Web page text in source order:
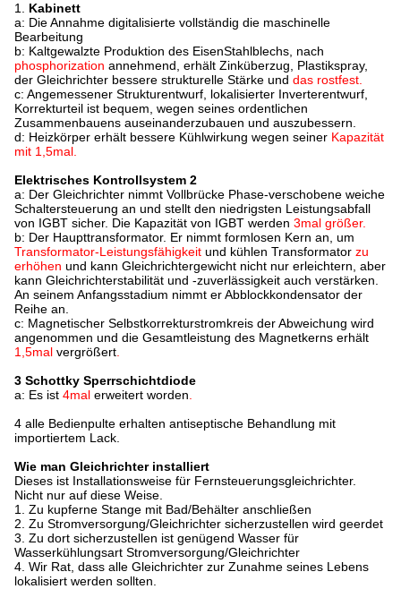
1. Kabinett
a: Die Annahme digitalisierte vollständig die maschinelle
Bearbeitung
b: Kaltgewalzte Produktion des EisenStahlblechs, nach
phosphorization annehmend, erhält Zinküberzug, Plastikspray,
der Gleichrichter bessere strukturelle Stärke und das rostfest.
c: Angemessener Strukturentwurf, lokalisierter Inverterentwurf,
Korrekturteil ist bequem, wegen seines ordentlichen
Zusammenbauens auseinanderzubauen und auszubessern.
d: Heizkörper erhält bessere Kühlwirkung wegen seiner Kapazität
mit 1,5mal.
Elektrisches Kontrollsystem 2
a: Der Gleichrichter nimmt Vollbrücke Phase-verschobene weiche
Schaltersteuerung an und stellt den niedrigsten Leistungsabfall
von IGBT sicher. Die Kapazität von IGBT werden 3mal größer.
b: Der Haupttransformator. Er nimmt formlosen Kern an, um
Transformator-Leistungsfähigkeit und kühlen Transformator zu
erhöhen und kann Gleichrichtergewicht nicht nur erleichtern, aber
kann Gleichrichterstabilität und -zuverlässigkeit auch verstärken.
An seinem Anfangsstadium nimmt er Abblockkondensator der
Reihe an.
c: Magnetischer Selbstkorrekturstromkreis der Abweichung wird
angenommen und die Gesamtleistung des Magnetkerns erhält
1,5mal vergrößert
3 Schottky Sperrschichtdiode
a: Es ist 4mal erweitert worden
4 alle Bedienpulte erhalten antiseptische Behandlung mit
importiertem Lack.
Wie man Gleichrichter installiert
Dieses ist Installationsweise für Fernsteuerungsgleichrichter.
Nicht nur auf diese Weise.
1. Zu kupferne Stange mit Bad/Behälter anschließen
2. Zu Stromversorgung/Gleichrichter sicherzustellen wird geerdet
3. Zu dort sicherzustellen ist genügend Wasser für
Wasserkühlungsart Stromversorgung/Gleichrichter
4. Wir Rat, dass alle Gleichrichter zur Zunahme seines Lebens
lokalisiert werden sollten.